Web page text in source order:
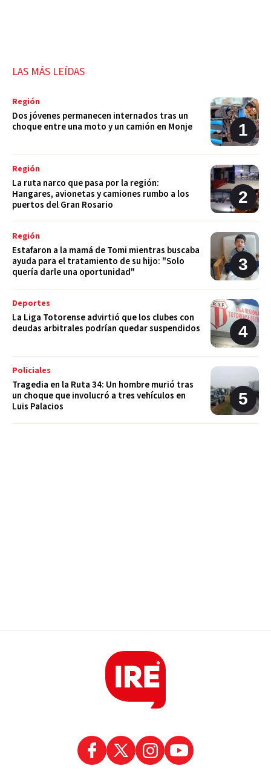
LAS MÁS LEÍDAS
Región
Dos jóvenes permanecen internados tras un
choque entre una moto y un camión en Monje
Región
La ruta narco que pasa por la región:
Hangares, avionetas y camiones rumbo a los
puertos del Gran Rosario
Región
Estafaron a la mamá de Tomi mientras buscaba
ayuda para el tratamiento de su hijo: "Solo
quería darle una oportunidad"
Deportes
La Liga Totorense advirtió que los clubes con
deudas arbitrales podrían quedar suspendidos
Policiales
Tragedia en la Ruta 34: Un hombre murió tras
un choque que involucró a tres vehículos en
Luis Palacios